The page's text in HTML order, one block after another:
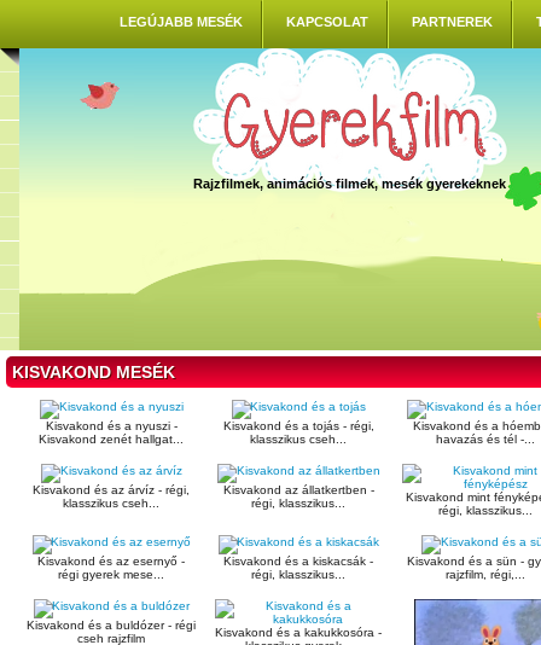
LEGÚJABB MESÉK KAPCSOLAT PARTNEREK
Rajzfilmek, animációs filmek, mesék gyerekeknek
KISVAKOND MESÉK
Kisvakond és a nyuszi -
Kisvakond zenét hallgat...
Kisvakond és a tojás - régi,
klasszikus cseh...
Kisvakond és a
havazás és tél -...
Kisvakond és az árvíz - régi,
klasszikus cseh...
Kisvakond az állatkertben -
régi, klasszikus...
Kisvakond mint
régi, klasszikus...
Kisvakond és az esernyő -
régi gyerek mese...
Kisvakond és a kiskacsák -
régi, klasszikus...
Kisvakond és a sün -
rajzfilm, régi,...
Kisvakond és a buldózer - régi
cseh rajzfilm
Kisvakond és a kakukkosóra -